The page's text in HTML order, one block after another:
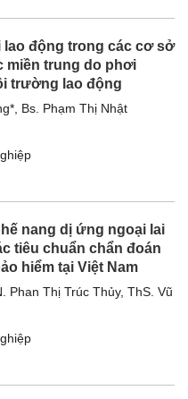
động trong các cơ sở
miền trung do phơi
trường lao động
Bs. Phạm Thị Nhật
nang dị ứng ngoại lai
tiêu chuẩn chẩn đoán
hiểm tại Việt Nam
Phan Thị Trúc Thủy, ThS. Vũ